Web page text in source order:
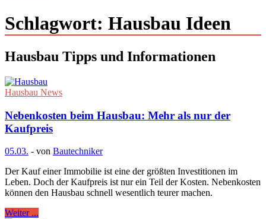
Schlagwort: Hausbau Ideen
Hausbau Tipps und Informationen
Hausbau News
Nebenkosten beim Hausbau: Mehr als nur der
Kaufpreis
05.03. - von Bautechniker
Der Kauf einer Immobilie ist eine der größten Investitionen im
Leben. Doch der Kaufpreis ist nur ein Teil der Kosten. Nebenkosten
können den Hausbau schnell wesentlich teurer machen.
Weiter ...